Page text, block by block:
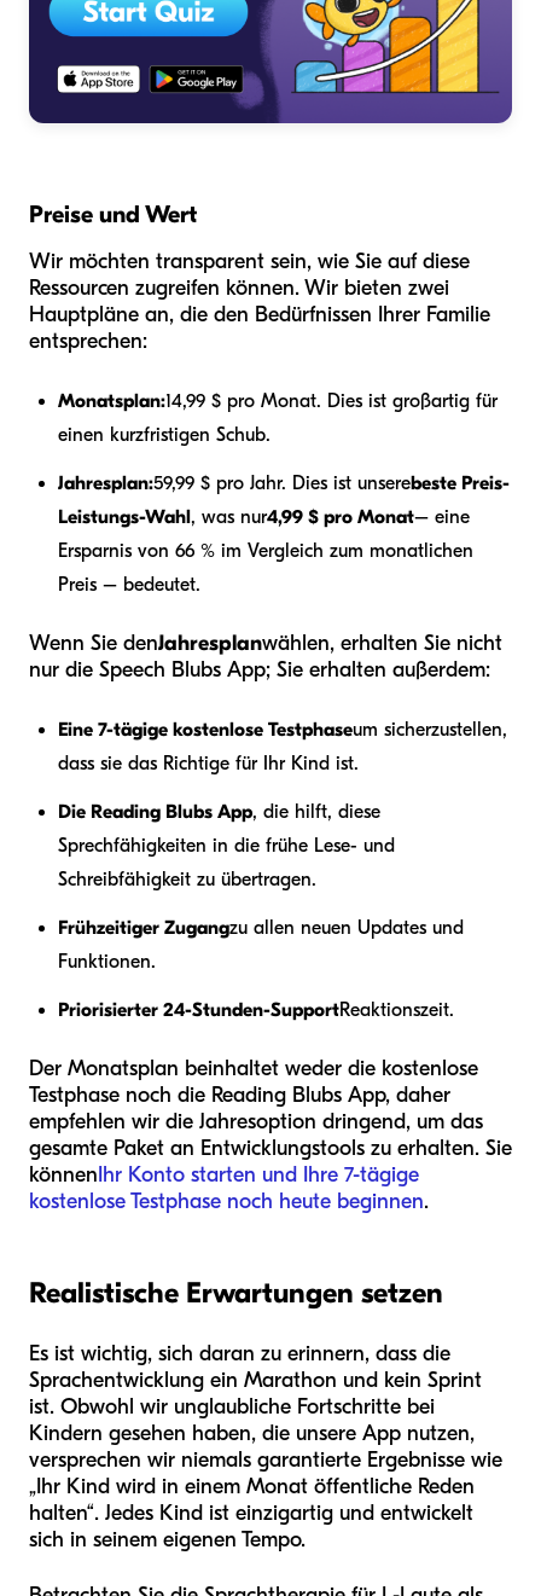
Preise und Wert
Wir möchten transparent sein, wie Sie auf diese
Ressourcen zugreifen können. Wir bieten zwei
Hauptpläne an, die den Bedürfnissen Ihrer Familie
entsprechen:
Monatsplan:14,99 $ pro Monat. Dies ist großartig für
einen kurzfristigen Schub.
Jahresplan:59,99 $ pro Jahr. Dies ist unserebeste Preis-
Leistungs-Wahl, was nur4,99 $ pro Monat– eine
Ersparnis von 66 % im Vergleich zum monatlichen
Preis – bedeutet.
Wenn Sie denJahresplanwählen, erhalten Sie nicht
nur die Speech Blubs App; Sie erhalten außerdem:
Eine 7-tägige kostenlose Testphaseum sicherzustellen,
dass sie das Richtige für Ihr Kind ist.
Die Reading Blubs App, die hilft, diese
Sprechfähigkeiten in die frühe Lese- und
Schreibfähigkeit zu übertragen.
Frühzeitiger Zugangzu allen neuen Updates und
Funktionen.
Priorisierter 24-Stunden-SupportReaktionszeit.
Der Monatsplan beinhaltet weder die kostenlose
Testphase noch die Reading Blubs App, daher
empfehlen wir die Jahresoption dringend, um das
gesamte Paket an Entwicklungstools zu erhalten. Sie
könnenIhr Konto starten und Ihre 7-tägige
kostenlose Testphase noch heute beginnen.
Realistische Erwartungen setzen
Es ist wichtig, sich daran zu erinnern, dass die
Sprachentwicklung ein Marathon und kein Sprint
ist. Obwohl wir unglaubliche Fortschritte bei
Kindern gesehen haben, die unsere App nutzen,
versprechen wir niemals garantierte Ergebnisse wie
„Ihr Kind wird in einem Monat öffentliche Reden
halten“. Jedes Kind ist einzigartig und entwickelt
sich in seinem eigenen Tempo.